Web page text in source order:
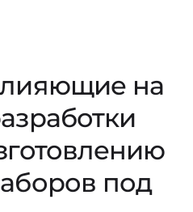
на
под